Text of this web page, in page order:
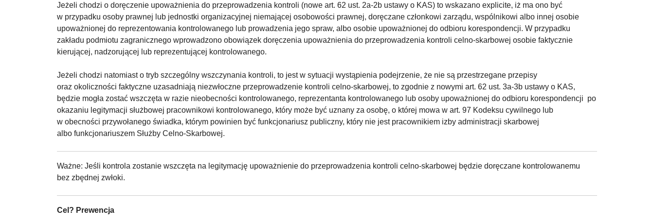
Jeżeli chodzi o doręczenie upoważnienia do przeprowadzenia kontroli (nowe art. 62 ust. 2a-2b ustawy o KAS) to wskazano explicite, iż ma ono być
w przypadku osoby prawnej lub jednostki organizacyjnej niemającej osobowości prawnej, doręczane członkowi zarządu, wspólnikowi albo innej osobie
upoważnionej do reprezentowania kontrolowanego lub prowadzenia jego spraw, albo osobie upoważnionej do odbioru korespondencji. W przypadku
zakładu podmiotu zagranicznego wprowadzono obowiązek doręczenia upoważnienia do przeprowadzenia kontroli celno-skarbowej osobie faktycznie
kierującej, nadzorującej lub reprezentującej kontrolowanego.
Jeżeli chodzi natomiast o tryb szczególny wszczynania kontroli, to jest w sytuacji wystąpienia podejrzenie, że nie są przestrzegane przepisy
oraz okoliczności faktyczne uzasadniają niezwłoczne przeprowadzenie kontroli celno-skarbowej, to zgodnie z nowymi art. 62 ust. 3a-3b ustawy o KAS,
będzie mogła zostać wszczęta w razie nieobecności kontrolowanego, reprezentanta kontrolowanego lub osoby upoważnionej do odbioru korespondencji po
okazaniu legitymacji służbowej pracownikowi kontrolowanego, który może być uznany za osobę, o której mowa w art. 97 Kodeksu cywilnego lub
w obecności przywołanego świadka, którym powinien być funkcjonariusz publiczny, który nie jest pracownikiem izby administracji skarbowej
albo funkcjonariuszem Służby Celno-Skarbowej.
Ważne: Jeśli kontrola zostanie wszczęta na legitymację upoważnienie do przeprowadzenia kontroli celno-skarbowej będzie doręczane kontrolowanemu
bez zbędnej zwłoki.
Cel? Prewencja